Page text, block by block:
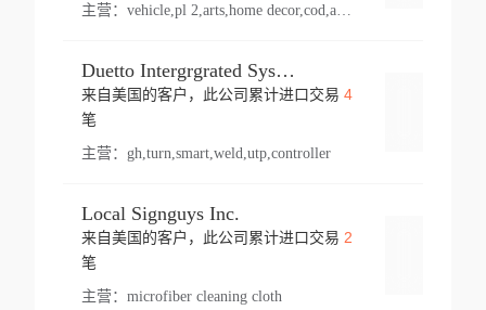
主营： vehicle,pl 2,arts,home decor,cod,amusement ride,sea
Duetto Intergrgrated Systems Inc.
来自美国的客户，此公司累计进口交易 4
笔
主营： gh,turn,smart,weld,utp,controller
Local Signguys Inc.
来自美国的客户，此公司累计进口交易 2
笔
主营： microfiber cleaning cloth